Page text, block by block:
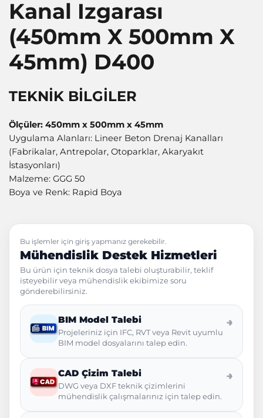
Kanal Izgarası
(450mm X 500mm X
45mm) D400
TEKNİK BİLGİLER
Ölçüler: 450mm x 500mm x 45mm
Uygulama Alanları: Lineer Beton Drenaj Kanalları
(Fabrikalar, Antrepolar, Otoparklar, Akaryakıt
İstasyonları)
Malzeme: GGG 50
Boya ve Renk: Rapid Boya
Bu işlemler için giriş yapmanız gerekebilir.
Mühendislik Destek Hizmetleri
Bu ürün için teknik dosya talebi oluşturabilir, teklif
isteyebilir veya mühendislik ekibimize soru
gönderebilirsiniz.
BIM Model Talebi
Projeleriniz için IFC, RVT veya Revit uyumlu
BIM model dosyalarını talep edin.
→
CAD Çizim Talebi
DWG veya DXF teknik çizimlerini
mühendislik çalışmalarınız için talep edin.
→